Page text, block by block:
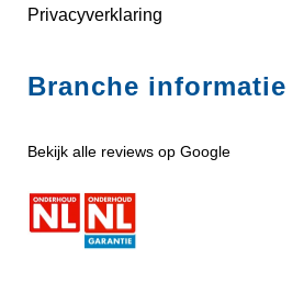
Privacyverklaring
Branche informatie
Bekijk alle reviews op Google